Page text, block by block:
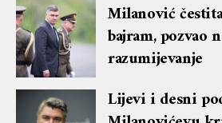
Milanović
bajram, pozvao
razumijevanje
Lijevi i desni